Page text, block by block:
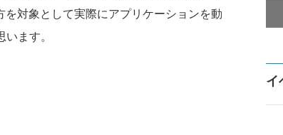
対象として実際にアプリケーションを動
ます。
イ